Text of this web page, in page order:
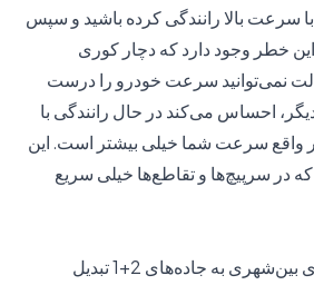
سرعت بالا رانندگی کرده باشید و سپس
خطر وجود دارد که دچار کوری
نمی‌توانید سرعت خودرو را درست
احساس می‌کند در حال رانندگی با
واقع سرعت شما خیلی بیشتر است. این
در سرپیچ‌ها و تقاطع‌ها خیلی سریع
برخی از جاده‌ها و راه‌های بین‌شهری به جاده‌های 2+1 تبدیل